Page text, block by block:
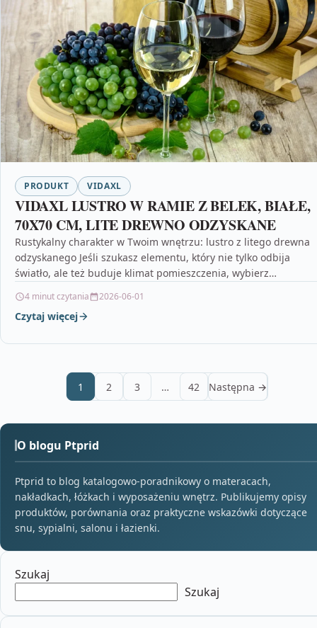
PRODUKT VIDAXL
VIDAXL LUSTRO W RAMIE Z BELEK, BIAŁE,
70X70 CM, LITE DREWNO ODZYSKANE
Rustykalny charakter w Twoim wnętrzu: lustro z litego drewna
odzyskanego Jeśli szukasz elementu, który nie tylko odbija
światło, ale też buduje klimat pomieszczenia, wybierz…
4 minut czytania 2026-06-01
Czytaj więcej
1 2 3 … 42 Następna →
O blogu Ptprid
Ptprid to blog katalogowo-poradnikowy o materacach,
nakładkach, łóżkach i wyposażeniu wnętrz. Publikujemy opisy
produktów, porównania oraz praktyczne wskazówki dotyczące
snu, sypialni, salonu i łazienki.
Szukaj
Szukaj